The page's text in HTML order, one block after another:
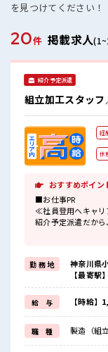
を見つけてください！
20件 掲載求人
紹介予定派遣
組立加工スタッ
経
休
おすすめポイン
■お仕事PR
≪社員登用へキャ
紹介予定派遣だから、
自分に職場が合う
これまでの経験を活
ブランクがあっても
経験はちょっとだ
≪時間にメリハリ
残業はほとんどナシ
場合によってはお
≪機能的な制服アリ≫
制服があるので、
毎日の服装の悩み
勤 務 地
神奈川県
【最寄駅
給 与 【時給】
職 種 製造（組